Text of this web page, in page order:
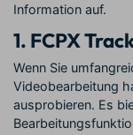
Information auf.
1. FCPX
Wenn Sie
Videobearbeitung
ausprobieren. Es